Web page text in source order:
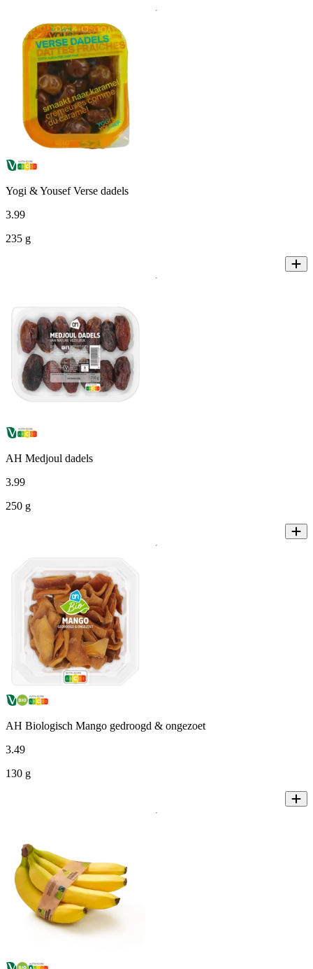
Yogi & Yousef Verse dadels
3.99
235 g
AH Medjoul dadels
3.99
250 g
AH Biologisch Mango gedroogd & ongezoet
3.49
130 g